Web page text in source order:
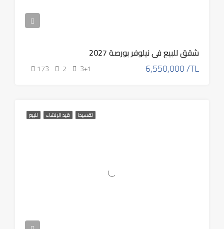
شقق للبيع في نيلوفر بورصة 2027
6,550,000 /TL
3+1
2
173
تقسيط قيد الإنشاء للبيع